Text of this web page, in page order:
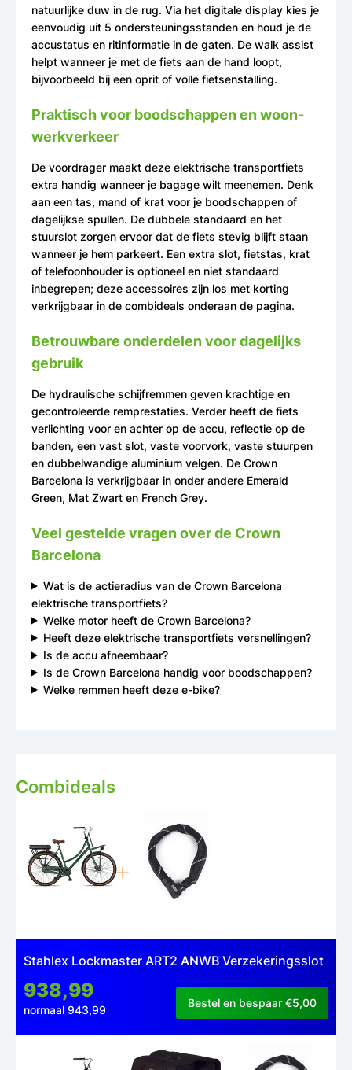
Combideals
Stahlex Lockmaster ART2 ANWB Verzekeringsslot
938,99
normaal 943,99
Bestel en bespaar €5,00
natuurlijke duw in de rug. Via het digitale display kies je
eenvoudig uit 5 ondersteuningsstanden en houd je de
accustatus en ritinformatie in de gaten. De walk assist
helpt wanneer je met de fiets aan de hand loopt,
bijvoorbeeld bij een oprit of volle fietsenstalling.
Praktisch voor boodschappen en woon-
werkverkeer
De voordrager maakt deze elektrische transportfiets
extra handig wanneer je bagage wilt meenemen. Denk
aan een tas, mand of krat voor je boodschappen of
dagelijkse spullen. De dubbele standaard en het
stuurslot zorgen ervoor dat de fiets stevig blijft staan
wanneer je hem parkeert. Een extra slot, fietstas, krat
of telefoonhouder is optioneel en niet standaard
inbegrepen; deze accessoires zijn los met korting
verkrijgbaar in de combideals onderaan de pagina.
Betrouwbare onderdelen voor dagelijks
gebruik
De hydraulische schijfremmen geven krachtige en
gecontroleerde remprestaties. Verder heeft de fiets
verlichting voor en achter op de accu, reflectie op de
banden, een vast slot, vaste voorvork, vaste stuurpen
en dubbelwandige aluminium velgen. De Crown
Barcelona is verkrijgbaar in onder andere Emerald
Green, Mat Zwart en French Grey.
Veel gestelde vragen over de Crown
Barcelona
Wat is de actieradius van de Crown Barcelona
elektrische transportfiets?
Welke motor heeft de Crown Barcelona?
Heeft deze elektrische transportfiets versnellingen?
Is de accu afneembaar?
Is de Crown Barcelona handig voor boodschappen?
Welke remmen heeft deze e-bike?